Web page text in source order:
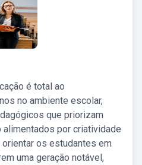
é total ao
no ambiente escolar,
que priorizam
por criatividade
os estudantes em
uma geração notável,